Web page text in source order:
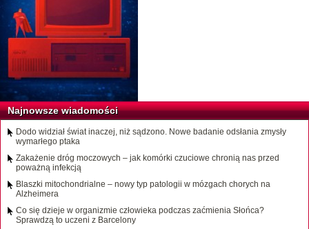
Najnowsze wiadomości
Dodo widział świat inaczej, niż sądzono. Nowe badanie odsłania zmysły
wymarłego ptaka
Zakażenie dróg moczowych – jak komórki czuciowe chronią nas przed
poważną infekcją
Blaszki mitochondrialne – nowy typ patologii w mózgach chorych na
Alzheimera
Co się dzieje w organizmie człowieka podczas zaćmienia Słońca?
Sprawdzą to uczeni z Barcelony